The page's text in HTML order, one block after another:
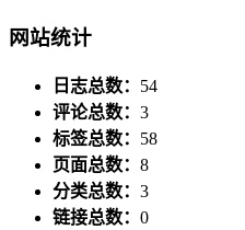
网站统计
日志总数： 54
评论总数： 3
标签总数： 58
页面总数： 8
分类总数： 3
链接总数： 0